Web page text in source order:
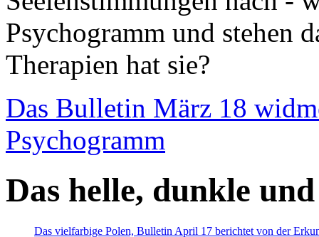
Psychogramm und stehen
Therapien hat sie?
Das Bulletin März 18
Psychogramm
Das helle, dunkle
Das vielfarbige Polen, Bulletin April 17 berichtet von der